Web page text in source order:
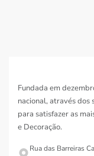
Fundada em
nacional, através dos
para satisfazer as
e Decoração.
Rua das Barreiras